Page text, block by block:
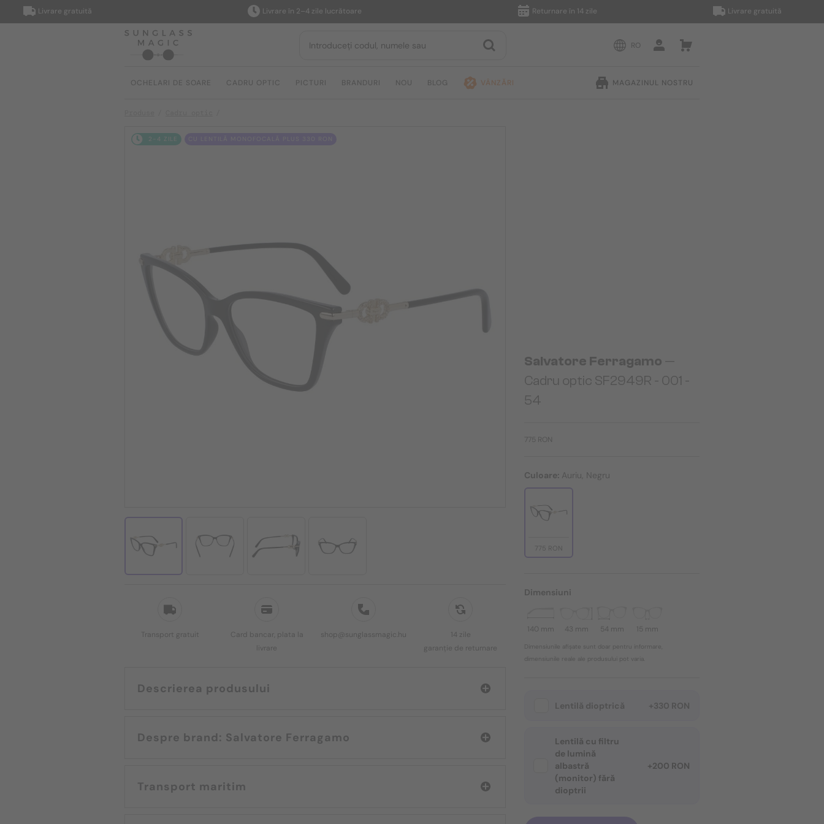
Livrare gratuită Livrare în 2–4 zile lucrătoare Returnare în 14 zile Livrare gratuită
RO
OCHELARI DE SOARE CADRU OPTIC PICTURI BRANDURI NOU BLOG VÂNZĂRI MAGAZINUL NOSTRU
2-4 ZILE
Transport gratuit
Card bancar, plata la
livrare
shop@sunglassmagic.hu
14 zile
garanție de returnare
Descrierea produsului
Despre brand: Salvatore Ferragamo
Transport maritim
Salvatore Ferragamo —
Cadru optic SF2949R - 001 -
54
775 RON
Culoare: Auriu, Negru
775 RON
Dimensiuni
140 mm 43 mm 54 mm 15 mm
Dimensiunile afișate sunt doar pentru informare,
dimensiunile reale ale produsului pot varia.
Lentilă dioptrică +330 RON
Lentilă cu filtru
de lumină
albastră
(monitor) fără
dioptrii
+200 RON